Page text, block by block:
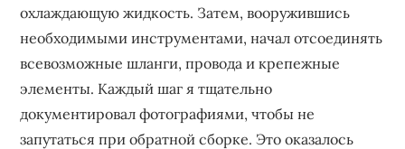
охлаждающую жидкость. Затем, вооружившись
необходимыми инструментами, начал отсоединять
всевозможные шланги, провода и крепежные
элементы. Каждый шаг я тщательно
документировал фотографиями, чтобы не
запутаться при обратной сборке. Это оказалось